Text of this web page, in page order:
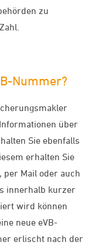
zu
Nummer?
über
Sie ebenfalls
erhalten Sie
per Mail oder auch
innerhalb kurzer
wird können
neue eVB-
erlischt nach der